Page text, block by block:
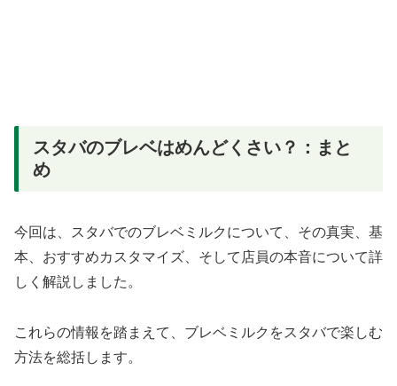
スタバのブレベはめんどくさい？：まと
め
今回は、スタバでのブレベミルクについて、その真実、基
本、おすすめカスタマイズ、そして店員の本音について詳
しく解説しました。
これらの情報を踏まえて、ブレベミルクをスタバで楽しむ
方法を総括します。